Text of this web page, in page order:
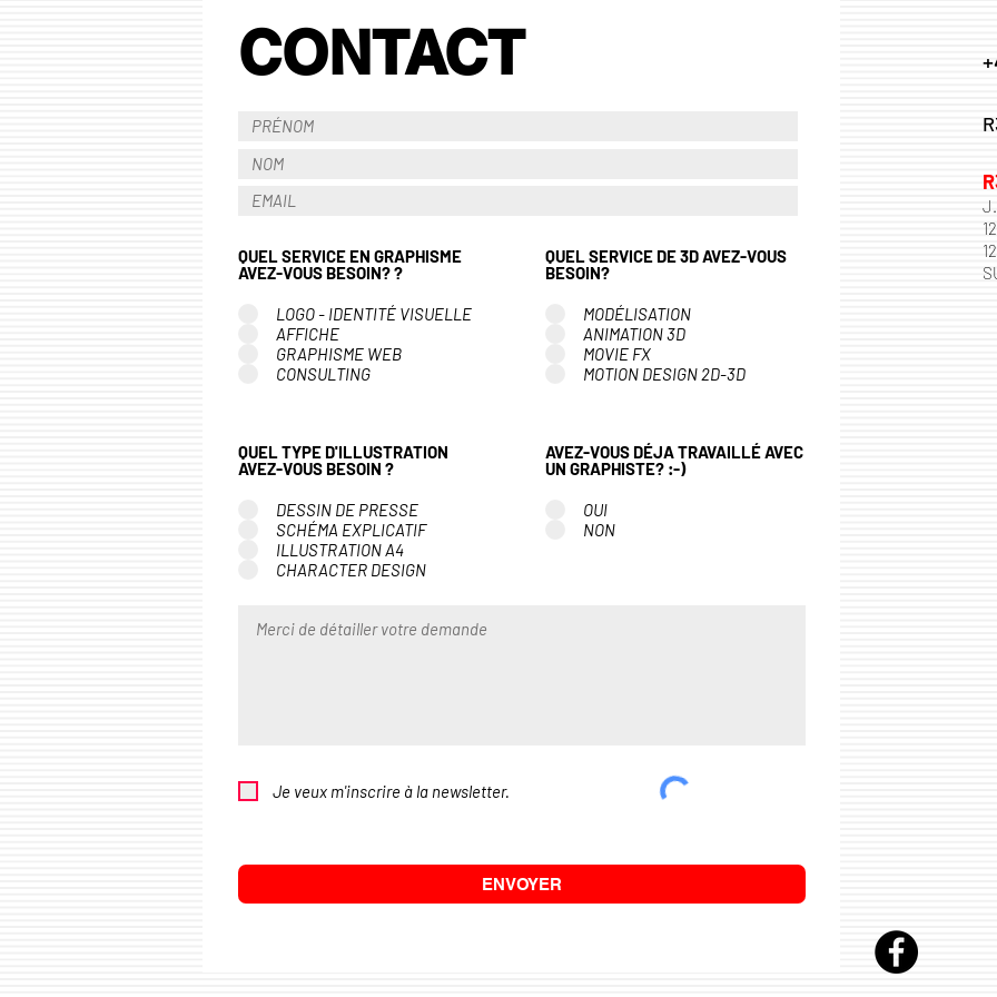
CONTACT
QUEL SERVICE EN GRAPHISME
AVEZ-VOUS BESOIN? ?
LOGO - IDENTITÉ VISUELLE
AFFICHE
GRAPHISME WEB
CONSULTING
QUEL SERVICE DE 3D AVEZ-VOUS
BESOIN?
MODÉLISATION
ANIMATION 3D
MOVIE FX
MOTION DESIGN 2D-3D
QUEL TYPE D'ILLUSTRATION
AVEZ-VOUS BESOIN ?
DESSIN DE PRESSE
SCHÉMA EXPLICATIF
ILLUSTRATION A4
CHARACTER DESIGN
AVEZ-VOUS DÉJA TRAVAILLÉ AVEC
UN GRAPHISTE? :-)
OUI
NON
Je veux m'inscrire à la newsletter.
ENVOYER